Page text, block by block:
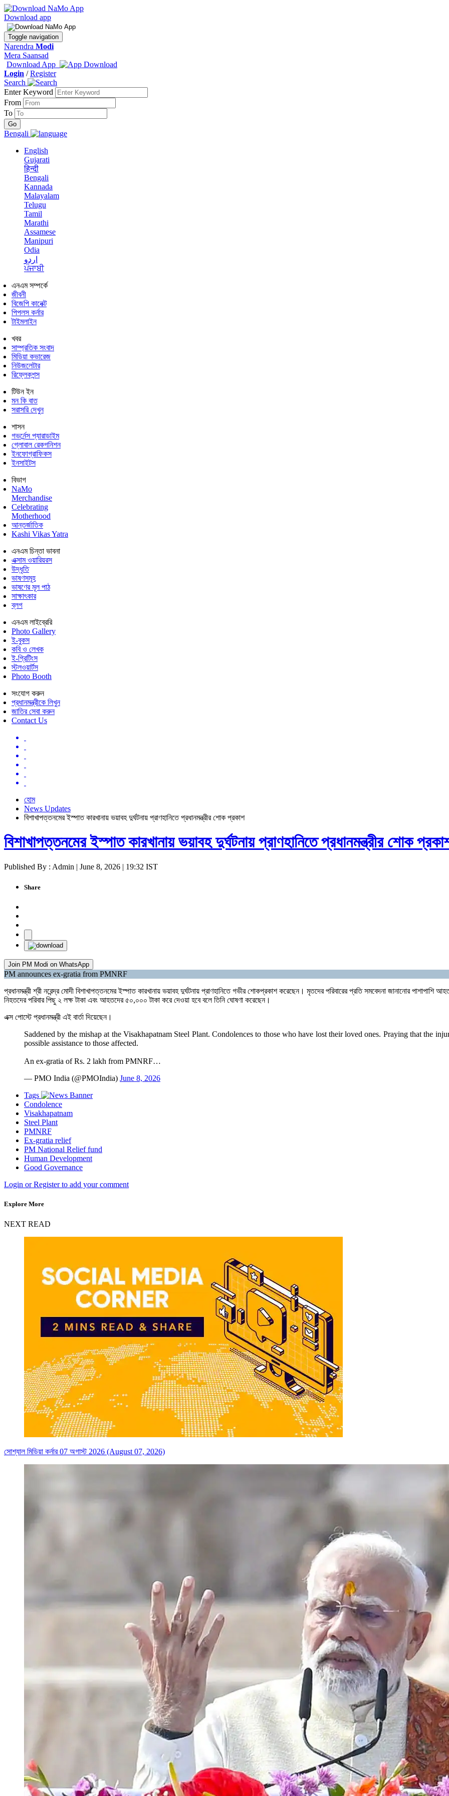
Download app
Toggle navigation
Narendra Modi
Mera Saansad
Download App
Login /Register
Search
Enter Keyword
From
To
Bengali
English
Gujarati
हिन्दी
Bengali
Kannada
Malayalam
Telugu
Tamil
Marathi
Assamese
Manipuri
Odia
اردو
ਪੰਜਾਬੀ
এনএম সম্পর্কে
জীবনী
বিজেপি কানেক্ট
পিপলস কর্নার
টাইমলাইন
খবর
সাম্প্রতিক সংবাদ
মিডিয়া কভারেজ
নিউজলেটার
রিফ্লেকশন্স
টিউন ইন
মন কি বাত
সরাসরি দেখুন
শাসন
গভর্নেন্স প্যারাডাইম
গ্লোবাল রেকগনিশন
ইনফোগ্রাফিকস
ইনসাইটস
বিভাগ
NaMo
Merchandise
Celebrating
Motherhood
আন্তর্জাতিক
Kashi Vikas Yatra
এনএম চিন্তা ভাবনা
এক্সাম ওয়ারিয়রস
উদ্ধৃতি
ভাষণসমূহ
ভাষণের মূল পাঠ
সাক্ষাৎকার
ব্লগ
এনএম লাইব্রেরি
Photo Gallery
ই-বুকস
কবি ও লেখক
ই-গ্রিটিংস
স্টলওয়ার্টস
Photo Booth
সংযোগ করুন
প্রধানমন্ত্রীকে লিখুন
জাতির সেবা করুন
Contact Us
হোম
News Updates
বিশাখাপত্তনমের ইস্পাত কারখানায় ভয়াবহ দুর্ঘটনায় প্রাণহানিতে প্রধানমন্ত্রীর শোক প্রকাশ
বিশাখাপত্তনমের ইস্পাত কারখানায় ভয়াবহ দুর্ঘটনায় প্রাণহানিতে প্রধানমন্ত্রীর শোক
Published By : Admin | June 8, 2026 | 19:32 IST
Share
Join PM Modi on WhatsApp
PM announces ex-gratia from PMNRF
প্রধানমন্ত্রী শ্রী নরেন্দ্র মোদী বিশাখাপত্তনমের ইস্পাত কারখানায় ভয়াবহ দুর্ঘটনায় প্রাণহানিতে গভীর শোকপ্রকাশ করেছেন। মৃতদের পরিবারের প্রতি সমবেদনা জানানোর
নিহতদের পরিবার পিছু ২ লক্ষ টাকা এবং আহতদের ৫০,০০০ টাকা করে দেওয়া হবে বলে তিনি ঘোষণা করেছেন।
এক্স পোস্টে প্রধানমন্ত্রী এই বার্তা দিয়েছেন।
Saddened by the mishap at the Visakhapatnam Steel Plant. Condolences to those who have lost their loved ones. Praying that the
possible assistance to those affected.
An ex-gratia of Rs. 2 lakh from PMNRF…
— PMO India (@PMOIndia) June 8, 2026
Tags
Condolence
Visakhapatnam
Steel Plant
PMNRF
Ex-gratia relief
PM National Relief fund
Human Development
Good Governance
Login or Register to add your comment
Explore More
NEXT READ
সোশ্যাল মিডিয়া কর্নার 07 অগাস্ট 2026 (August 07, 2026)